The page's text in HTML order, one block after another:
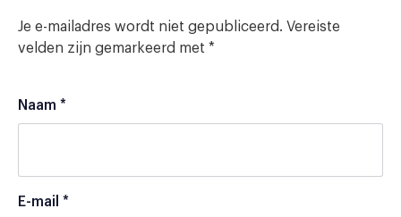
Je e-mailadres wordt niet gepubliceerd. Vereiste
velden zijn gemarkeerd met *
Naam *
E-mail *